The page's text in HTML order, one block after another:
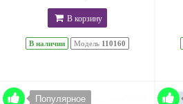
В корзину
В наличии Модель 110160
Популярное